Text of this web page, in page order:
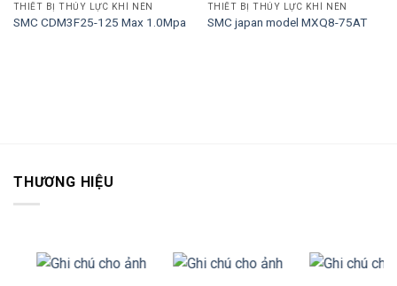
THIẾT BỊ THỦY LỰC KHÍ NÉN
SMC CDM3F25-125 Max 1.0Mpa
THIẾT BỊ THỦY LỰC KHÍ NÉN
SMC japan model MXQ8-75AT
THƯƠNG HIỆU